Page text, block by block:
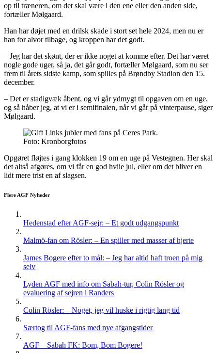
op til træneren, om det skal være i den ene eller den anden side,
fortæller Mølgaard.
Han har døjet med en drilsk skade i stort set hele 2024, men nu er
han for alvor tilbage, og kroppen har det godt.
– Jeg har det skønt, der er ikke noget at komme efter. Det har været
nogle gode uger, så ja, det går godt, fortæller Mølgaard, som nu ser
frem til årets sidste kamp, som spilles på Brøndby Stadion den 15.
december.
– Det er stadigvæk åbent, og vi går ydmygt til opgaven om en uge,
og så håber jeg, at vi er i semifinalen, når vi går på vinterpause, siger
Mølgaard.
Foto: Kronborgfotos
Opgøret fløjtes i gang klokken 19 om en uge på Vestegnen. Her skal
det altså afgøres, om vi får en god hviie jul, eller om det bliver en
lidt mere trist en af slagsen.
Flere AGF Nyheder
Hedenstad efter AGF-sejr: – Et godt udgangspunkt
Malmö-fan om Rösler: – En spiller med masser af hjerte
James Bogere efter to mål: – Jeg har altid haft troen på mig
selv
Lyden AGF med info om Sabah-tur, Colin Rösler og
evaluering af sejren i Randers
Colin Rösler: – Noget, jeg vil huske i rigtig lang tid
Særtog til AGF-fans med nye afgangstider
AGF – Sabah FK: Bom, Bom Bogere!